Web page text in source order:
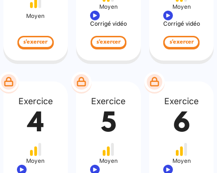
Moyen
s'exercer
Moyen
Corrigé vidéo
s'exercer
Moyen
Corrigé vidéo
s'exercer
Exercice
4
Moyen
Exercice
5
Moyen
Exercice
6
Moyen